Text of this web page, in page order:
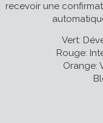
recevoir une
Vert:
Rouge:
Orange: